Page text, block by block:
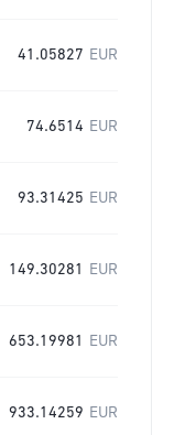
41.05827 EUR
74.6514 EUR
93.31425 EUR
149.30281 EUR
653.19981 EUR
933.14259 EUR